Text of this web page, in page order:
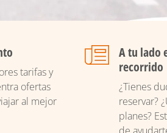
tarifas y
ofertas
al mejor
A tu lado
recorrido
¿Tienes
reservar?
planes?